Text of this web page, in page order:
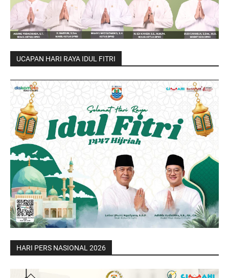
UCAPAN HARI RAYA IDUL FITRI
HARI PERS NASIONAL 2026